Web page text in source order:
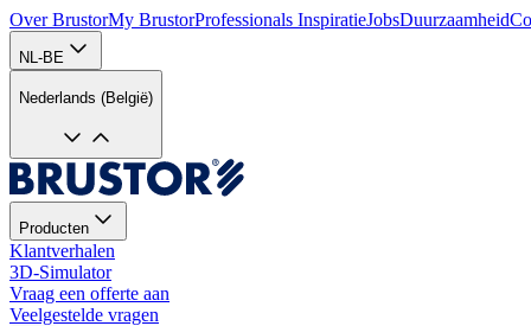
Over BrustorMy BrustorProfessionals InspiratieJobsDuurzaamheid
NL-BE
Nederlands (België)
Producten
Klantverhalen
3D-Simulator
Vraag een offerte aan
Veelgestelde vragen